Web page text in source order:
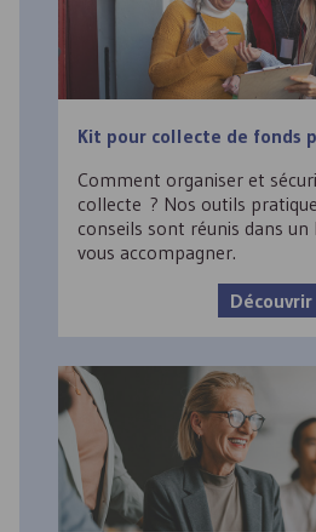
Kit pour collecte de fonds
Comment organiser et
collecte ? Nos outils
conseils sont réunis dans
vous accompagner.
Découvrir